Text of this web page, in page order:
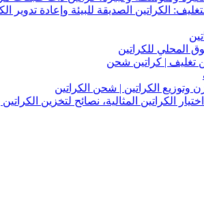
الكراتين الصديقة للبيئة وإعادة تدوير
المحلي للكراتين
تغليف | كراتين شحن
وتوزيع الكراتين | شحن الكراتين
الكراتين المثالية، نصائح لتخزين